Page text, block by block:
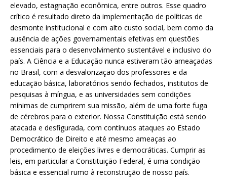
elevado, estagnação econômica, entre outros. Esse quadro
crítico é resultado direto da implementação de políticas de
desmonte institucional e com alto custo social, bem como da
ausência de ações governamentais efetivas em questões
essenciais para o desenvolvimento sustentável e inclusivo do
país. A Ciência e a Educação nunca estiveram tão ameaçadas
no Brasil, com a desvalorização dos professores e da
educação básica, laboratórios sendo fechados, institutos de
pesquisas à míngua, e as universidades sem condições
mínimas de cumprirem sua missão, além de uma forte fuga
de cérebros para o exterior. Nossa Constituição está sendo
atacada e desfigurada, com contínuos ataques ao Estado
Democrático de Direito e até mesmo ameaças ao
procedimento de eleições livres e democráticas. Cumprir as
leis, em particular a Constituição Federal, é uma condição
básica e essencial rumo à reconstrução de nosso país.